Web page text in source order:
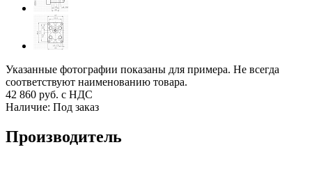
Указанные фотографии показаны для примера. Не всегда
соответствуют наименованию товара.
42 860 руб. с НДС
Наличие: Под заказ
Производитель